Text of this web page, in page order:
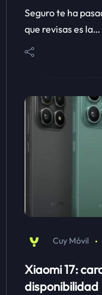
Seguro te ha
que revisas es la…
Cuy Móvil
Xiaomi 17:
disponibilidad